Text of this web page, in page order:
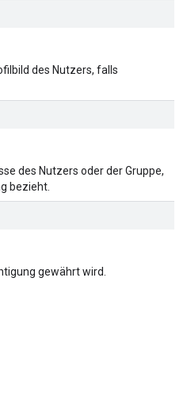
des Nutzers, falls
des Nutzers oder der Gruppe,
bezieht.
gewährt wird.